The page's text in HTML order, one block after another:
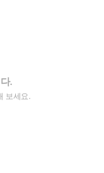
.
보세요.